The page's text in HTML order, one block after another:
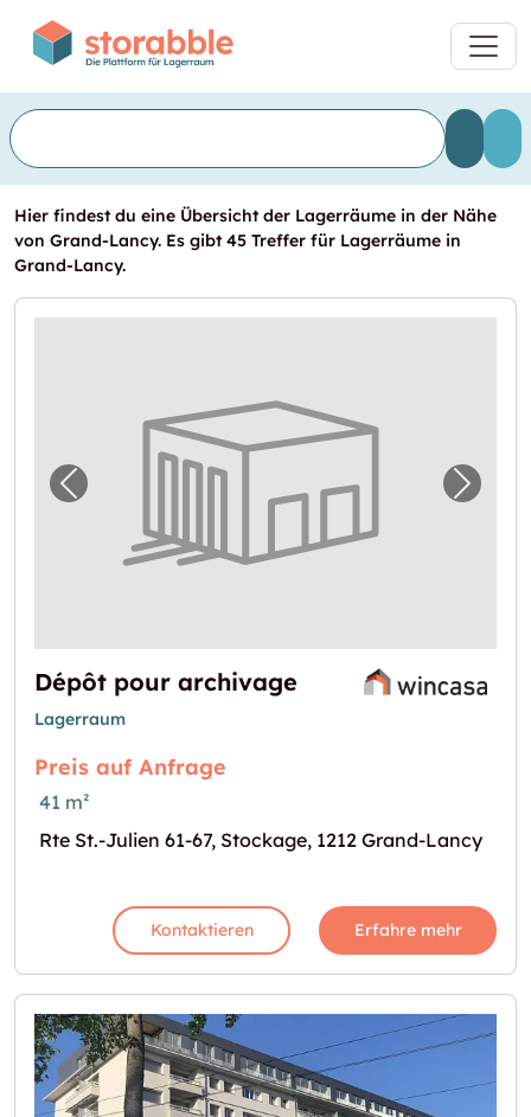
Hier findest du eine Übersicht der Lagerräume in der Nähe
von Grand-Lancy. Es gibt 45 Treffer für Lagerräume in
Grand-Lancy.
Vorheriges Bild für "Dépôt pour archivage"
Dépôt pour archivage
Lagerraum
Preis auf Anfrage
41 m²
Rte St.-Julien 61-67, Stockage, 1212 Grand-Lancy
Kontaktieren Erfahre mehr